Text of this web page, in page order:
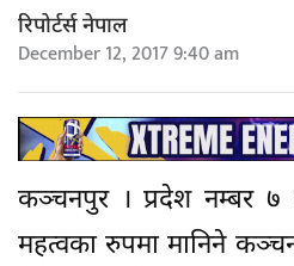
रिपोर्टर्स नेपाल
December 12, 2017 9:40 am
कञ्चनपुर । प्रदेश नम्बर ७
महत्वका रुपमा मानिने